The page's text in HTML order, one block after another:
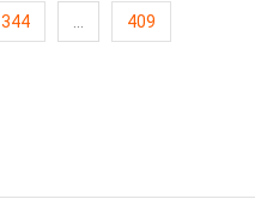
344 409